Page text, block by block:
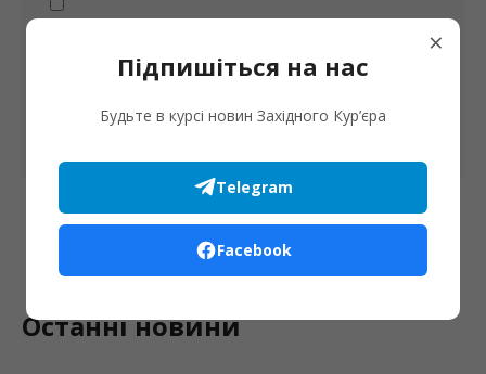
цьому браузері для моїх наступних коментарів.
Останні новини
×
Підпишіться на нас
Будьте в курсі новин Західного Кур’єра
Telegram
Facebook